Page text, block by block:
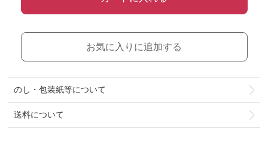
お気に入りに追加する
のし・包装紙等について
送料について